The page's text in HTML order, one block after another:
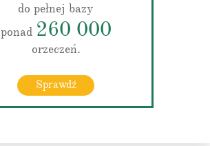
do pełnej bazy
ponad 260 000
orzeczeń.
Sprawdź